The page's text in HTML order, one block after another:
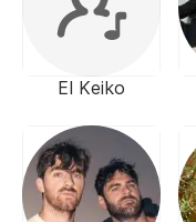
El Keiko